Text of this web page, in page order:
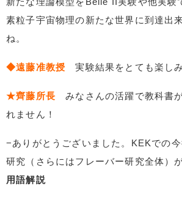
素粒子宇宙物理の新たな世界に到達出
ね。
◆遠藤准教授 実験結果をとても楽し
★齊藤所長 みなさんの活躍で教科書
れません！
−ありがとうございました。KEKでの
研究（さらにはフレーバー研究全体）
用語解説